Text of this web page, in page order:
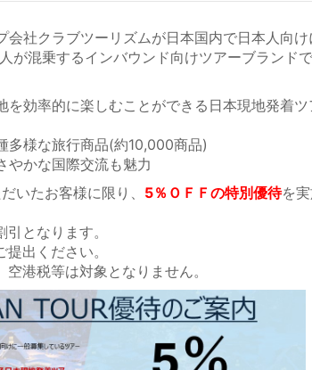
会社クラブツーリズムが日本国内で日本人向け
が混乗するインバウンド向けツアーブランドで
効率的に楽しむことができる日本現地発着ツ
様な旅行商品(約10,000商品)
かな国際交流も魅力
いたお客様に限り、 5％ＯＦＦの特別優待を
となります。
出ください。
港税等は対象となりません。